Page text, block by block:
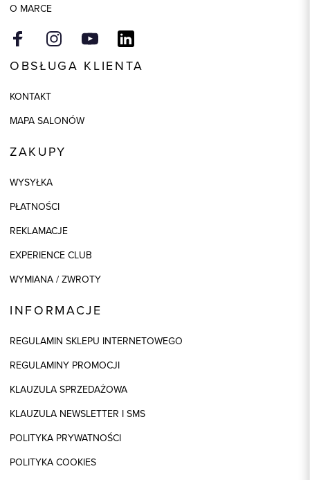
O MARCE
OBSŁUGA KLIENTA
KONTAKT
MAPA SALONÓW
ZAKUPY
WYSYŁKA
PŁATNOŚCI
REKLAMACJE
EXPERIENCE CLUB
WYMIANA / ZWROTY
INFORMACJE
REGULAMIN SKLEPU INTERNETOWEGO
REGULAMINY PROMOCJI
KLAUZULA SPRZEDAŻOWA
KLAUZULA NEWSLETTER I SMS
POLITYKA PRYWATNOŚCI
POLITYKA COOKIES